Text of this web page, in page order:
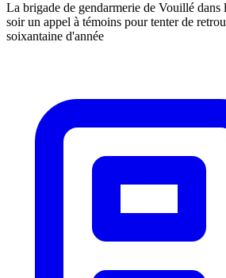
La brigade de gendarmerie de Vouillé dans
soir un appel à témoins pour tenter de
soixantaine d'année